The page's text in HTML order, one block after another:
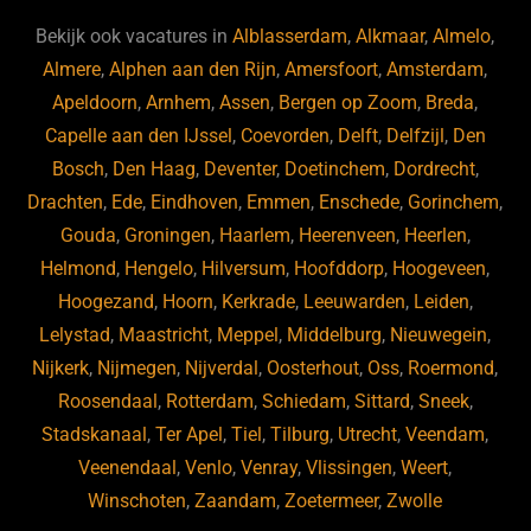
b
o
o
k
ky dI
n
Bekijk ook vacatures inAlblasserdam,Alkmaar,Almelo,
Almere,Alphen aan den Rijn,Amersfoort,Amsterdam,
Apeldoorn,Arnhem,Assen, Bergen op Zoom, Breda,
Capelle aan den IJssel, Coevorden, Delft, Delfzijl, Den
Bosch, Den Haag, Deventer, Doetinchem, Dordrecht,
Drachten, Ede, Eindhoven, Emmen, Enschede, Gorinchem,
Gouda, Groningen, Haarlem, Heerenveen, Heerlen,
Helmond, Hengelo, Hilversum, Hoofddorp, Hoogeveen,
Hoogezand, Hoorn, Kerkrade, Leeuwarden, Leiden,
Lelystad, Maastricht, Meppel, Middelburg, Nieuwegein,
Nijkerk, Nijmegen, Nijverdal, Oosterhout, Oss, Roermond,
Roosendaal, Rotterdam, Schiedam, Sittard, Sneek,
Stadskanaal,Ter Apel,Tiel,Tilburg, Utrecht,Veendam,
Veenendaal,Venlo,Venray,Vlissingen,Weert,
Winschoten,Zaandam,Zoetermeer,Zwolle